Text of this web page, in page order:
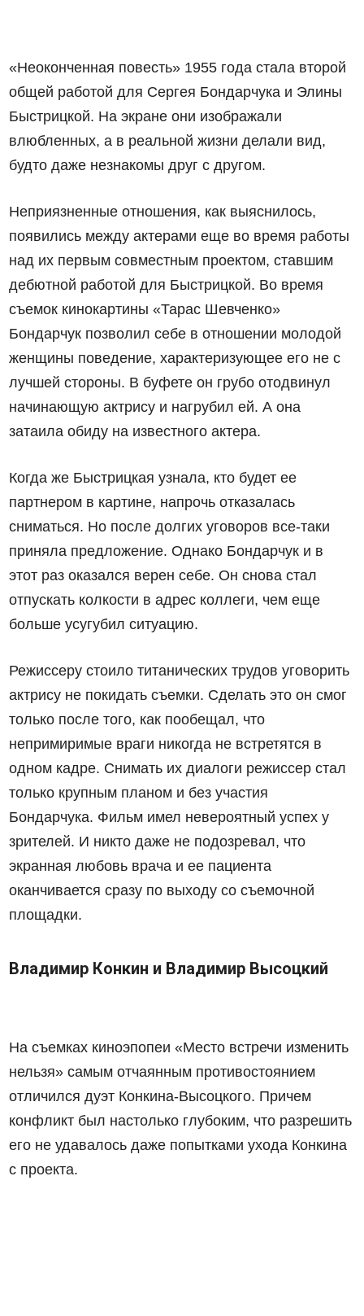
«Неоконченная повесть» 1955 года стала второй
общей работой для Сергея Бондарчука и Элины
Быстрицкой. На экране они изображали
влюбленных, а в реальной жизни делали вид,
будто даже незнакомы друг с другом.
Неприязненные отношения, как выяснилось,
появились между актерами еще во время работы
над их первым совместным проектом, ставшим
дебютной работой для Быстрицкой. Во время
съемок кинокартины «Тарас Шевченко»
Бондарчук позволил себе в отношении молодой
женщины поведение, характеризующее его не с
лучшей стороны. В буфете он грубо отодвинул
начинающую актрису и нагрубил ей. А она
затаила обиду на известного актера.
Когда же Быстрицкая узнала, кто будет ее
партнером в картине, напрочь отказалась
сниматься. Но после долгих уговоров все-таки
приняла предложение. Однако Бондарчук и в
этот раз оказался верен себе. Он снова стал
отпускать колкости в адрес коллеги, чем еще
больше усугубил ситуацию.
Режиссеру стоило титанических трудов уговорить
актрису не покидать съемки. Сделать это он смог
только после того, как пообещал, что
непримиримые враги никогда не встретятся в
одном кадре. Снимать их диалоги режиссер стал
только крупным планом и без участия
Бондарчука. Фильм имел невероятный успех у
зрителей. И никто даже не подозревал, что
экранная любовь врача и ее пациента
оканчивается сразу по выходу со съемочной
площадки.
Владимир Конкин и Владимир Высоцкий
На съемках киноэпопеи «Место встречи изменить
нельзя» самым отчаянным противостоянием
отличился дуэт Конкина-Высоцкого. Причем
конфликт был настолько глубоким, что разрешить
его не удавалось даже попытками ухода Конкина
с проекта.